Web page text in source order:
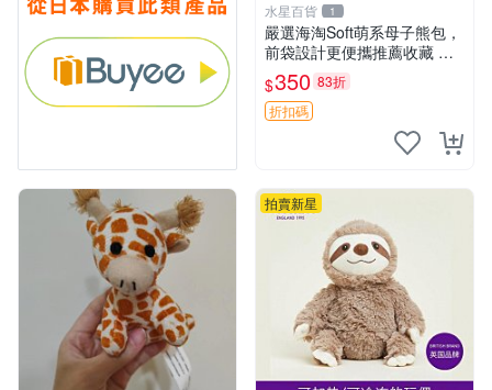
水星百貨 1
嚴選海淘Soft萌系母子熊包，
前袋設計更便攜推薦收藏 母
子熊 軟綿綿 包包
$350 83折
折扣碼
拍賣新星